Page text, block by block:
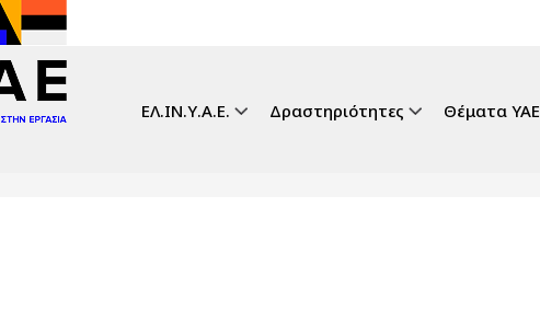
ΕΛ.ΙΝ.Υ.Α.Ε. Δραστηριότητες Θέματα ΥΑΕ